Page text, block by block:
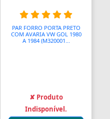
PAR FORRO PORTA PRETO
COM AVARIA VW GOL 1980
A 1984 (M320001...
✘ Produto
Indisponível.